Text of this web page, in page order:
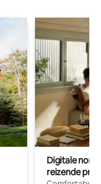
Digitale
reizende